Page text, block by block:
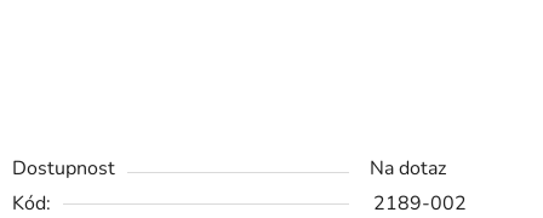
Dostupnost
Na dotaz
Kód:
2189-002